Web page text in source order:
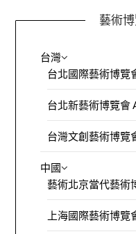
藝術
台灣
台北國際藝術博覽
台北新藝術博覽會
台灣文創藝術博覽
中國
藝術北京當代藝術
上海國際藝術博覽